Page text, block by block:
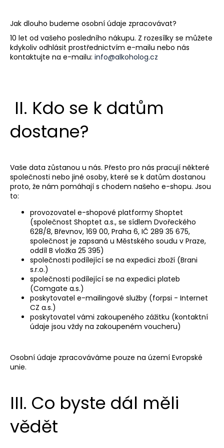
Jak dlouho budeme osobní údaje zpracovávat?
10 let od vašeho posledního nákupu. Z rozesílky se můžete
kdykoliv odhlásit prostřednictvím e-mailu nebo nás
kontaktujte na e-mailu: info@alkoholog.cz
II. Kdo se k datům
dostane?
Vaše data zůstanou u nás. Přesto pro nás pracují některé
společnosti nebo jiné osoby, které se k datům dostanou
proto, že nám pomáhají s chodem našeho e-shopu. Jsou
to:
provozovatel e-shopové platformy Shoptet
(společnost Shoptet a.s., se sídlem Dvořeckého
628/8, Břevnov, 169 00, Praha 6, IČ 289 35 675,
společnost je zapsaná u Městského soudu v Praze,
oddíl B vložka 25 395)
společnosti podílející se na expedici zboží (Brani
s.r.o.)
společnosti podílející se na expedici plateb
(Comgate a.s.)
poskytovatel e-mailingové služby (forpsi - Internet
CZ a.s.)
poskytovatel vámi zakoupeného zážitku (kontaktní
údaje jsou vždy na zakoupeném voucheru)
Osobní údaje zpracováváme pouze na území Evropské
unie.
III. Co byste dál měli
vědět